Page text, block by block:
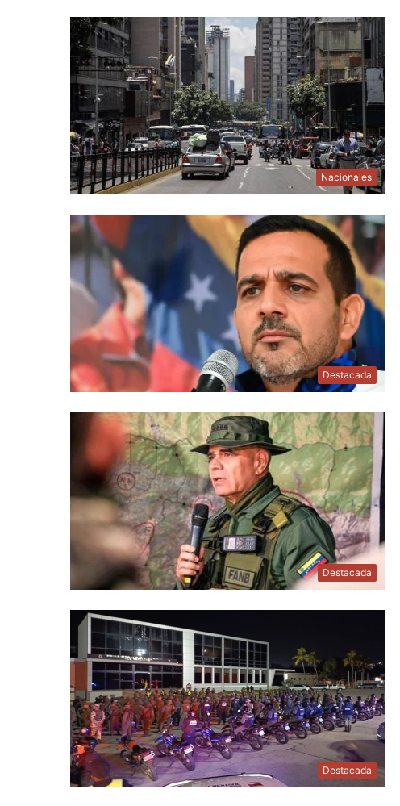
Nacionales
Destacada
Destacada
Destacada